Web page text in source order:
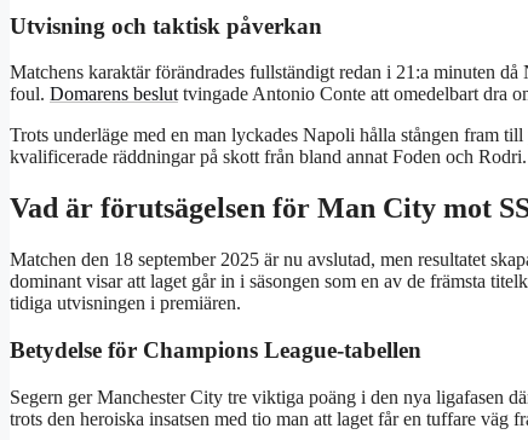
Utvisning och taktisk påverkan
Matchens karaktär förändrades fullständigt redan i 21:a minuten
foul. Domarens besluttvingade Antonio Conte att omedelbart dra
Trots underläge med en man lyckades Napoli hålla stången fram
kvalificerade räddningar på skott från bland annat Foden och Rodri.
Vad är förutsägelsen för Man City mot
Matchen den 18 september 2025 är nu avslutad, men resultatet
dominant visar att laget går in i säsongen som en av de främsta
tidiga utvisningen i premiären.
Betydelse för Champions League-tabellen
Segern ger Manchester City tre viktiga poäng i den nya ligafasen
trots den heroiska insatsen med tio man att laget får en tuffare väg